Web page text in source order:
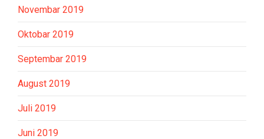
Novembar 2019
Oktobar 2019
Septembar 2019
August 2019
Juli 2019
Juni 2019